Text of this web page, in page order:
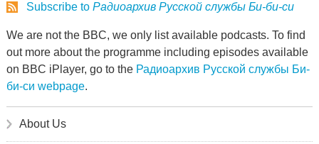
Subscribe to Радиоархив Русской службы Би-би-си
We are not the BBC, we only list available podcasts. To find
out more about the programme including episodes available
on BBC iPlayer, go to the Радиоархив Русской службы Би-
би-си webpage.
About Us